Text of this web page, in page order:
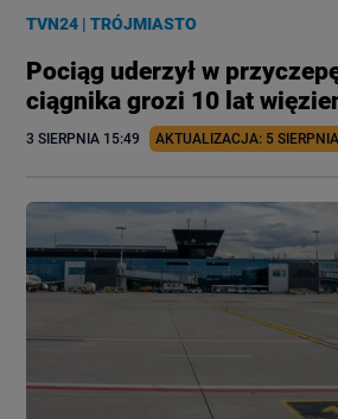
TVN24 |TRÓJMIASTO
Pociąg uderzył w
ciągnika grozi 10 lat
3 SIERPNIA 15:49 AKTUALIZACJA: 5 SIERPNIA